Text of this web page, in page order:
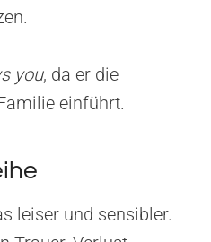
you, da er die
einführt.
leiser und sensibler.